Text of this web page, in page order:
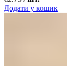
Додати у кошик